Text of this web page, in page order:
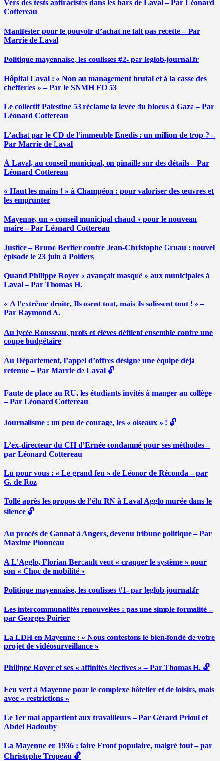
Vers des tests antiracistes dans les bars de Laval – Par Léonard
Cottereau
Manifester pour le pouvoir d’achat ne fait pas recette – Par
Marrie de Laval
Politique mayennaise, les coulisses #2- par leglob-journal.fr
Hôpital Laval : « Non au management brutal et à la casse des
chefferies » – Par le SNMH FO 53
Le collectif Palestine 53 réclame la levée du blocus à Gaza – Par
Léonard Cottereau
L’achat par le CD de l’immeuble Enedis : un million de trop ? –
Par Marrie de Laval
À Laval, au conseil municipal, on pinaille sur des détails – Par
Léonard Cottereau
« Haut les mains ! » à Champéon : pour valoriser des œuvres et
les emprunter
Mayenne, un « conseil municipal chaud » pour le nouveau
maire – Par Léonard Cottereau
Justice – Bruno Bertier contre Jean-Christophe Gruau : nouvel
épisode le 23 juin à Poitiers
Quand Philippe Royer « avançait masqué » aux municipales à
Laval – Par Thomas H.
« A l’extrême droite, Ils osent tout, mais ils salissent tout ! » –
Par Raymond A.
Au lycée Rousseau, profs et élèves défilent ensemble contre une
coupe budgétaire
Au Département, l’appel d’offres désigne une équipe déjà
retenue – Par Marrie de Laval 🔓
Faute de place au RU, les étudiants invités à manger au collège
– Par Léonard Cottereau
Journalisme : un peu de courage, les « oiseaux » ! 🔓
L’ex-directeur du CH d’Ernée condamné pour ses méthodes –
par Léonard Cottereau
Lu pour vous : « Le grand feu » de Léonor de Réconda – par
G. de Roz
Tollé après les propos de l’élu RN à Laval Agglo murée dans le
silence 🔓
Au procès de Gannat à Angers, devenu tribune politique – Par
Maxime Pionneau
A L’Agglo, Florian Bercault veut « craquer le système » pour
son « Choc de mobilité »
Politique mayennaise, les coulisses #1- par leglob-journal.fr
Les intercommunalités renouvelées : pas une simple formalité –
par Georges Poirier
La LDH en Mayenne : « Nous contestons le bien-fondé de votre
projet de vidéosurveillance »
Philippe Royer et ses « affinités électives » – Par Thomas H. 🔓
Feu vert à Mayenne pour le complexe hôtelier et de loisirs, mais
avec « restrictions »
Le 1er mai appartient aux travailleurs – Par Gérard Prioul et
Abdel Hadouby
La Mayenne en 1936 : faire Front populaire, malgré tout – par
Christophe Tropeau 🔓